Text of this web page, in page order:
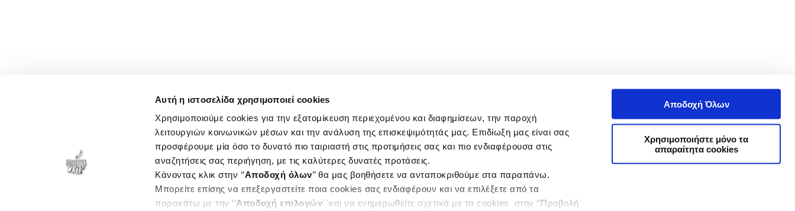
Αυτή η ιστοσελίδα χρησιμοποιεί cookies
Χρησιμοποιούμε cookies για την εξατομίκευση περιεχομένου και διαφημίσεων, την παροχή
λειτουργιών κοινωνικών μέσων και την ανάλυση της επισκεψιμότητάς μας. Επιδίωξη μας είναι σας
προσφέρουμε μία όσο το δυνατό πιο ταιριαστή στις προτιμήσεις σας και πιο ενδιαφέρουσα στις
αναζητήσεις σας περιήγηση, με τις καλύτερες δυνατές προτάσεις.
Κάνοντας κλικ στην ‘’Αποδοχή όλων’’ θα μας βοηθήσετε να ανταποκριθούμε στα παραπάνω.
Μπορείτε επίσης να επεξεργαστείτε ποια cookies σας ενδιαφέρουν και να επιλέξετε από τα
παρακάτω με την ‘’Αποδοχή επιλογών΄΄και να ενημερωθείτε σχετικά με τα cookies στην ‘’Προβολή
Αποδοχή Όλων
Χρησιμοποιήστε μόνο τα
απαραίτητα cookies